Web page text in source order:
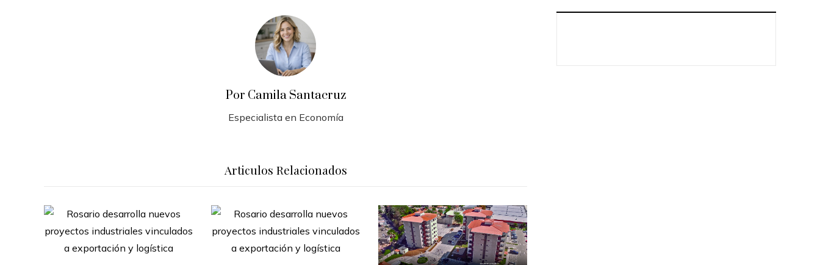
Por Camila Santacruz
Especialista en Economía
Articulos Relacionados